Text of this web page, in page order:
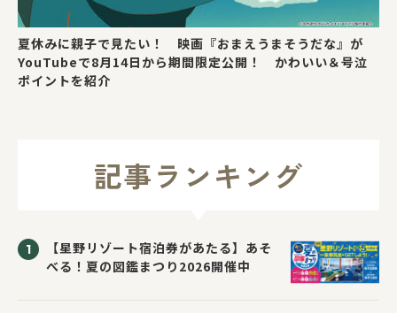
夏休みに親子で見たい！ 映画『おまえうまそうだな』が
YouTubeで8月14日から期間限定公開！ かわいい＆号泣
ポイントを紹介
記事ランキング
【星野リゾート宿泊券があたる】あそ
べる！夏の図鑑まつり2026開催中